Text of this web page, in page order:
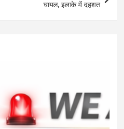
घायल, इलाके में दहशत